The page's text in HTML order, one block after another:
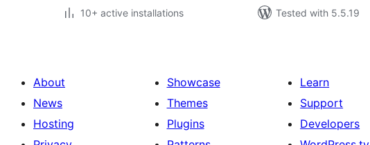
10+ active installations
Tested with 5.5.19
About
News
Hosting
Showcase
Themes
Plugins
Learn
Support
Developers